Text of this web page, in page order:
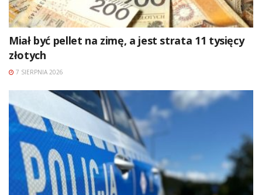
Miał być pellet na zimę, a jest strata 11 tysięcy
złotych
7 SIERPNIA 2026